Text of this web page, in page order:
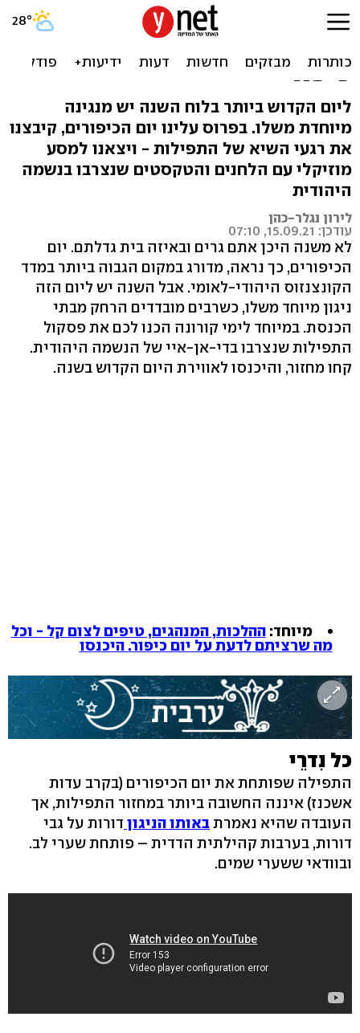
מ"כל נדרי" ועד "נעילה" גם
כיפור
ליום הקדוש ביותר בלוח השנה יש מנגינה
מיוחדת משלו. בפרוס עלינו יום הכיפורים, קיבצנו
את רגעי השיא של התפילות - ויצאנו למסע
מוזיקלי עם הלחנים והטקסטים שנצרבו בנשמה
היהודית
לירון נגלר-כהן
עודכן: 15.09.21, 07:10
לא משנה היכן אתם גרים ובאיזה בית גדלתם. יום
הכיפורים, כך נראה, מדורג במקום הגבוה ביותר במדד
הקונצנזוס היהודי-לאומי. אבל השנה יש ליום הזה
ניגון מיוחד משלו, כשרבים מובדדים הרחק מבתי
הכנסת. במיוחד לימי קורונה הכנו לכם את פסקול
התפילות שנצרבו בדי-אן-איי של הנשמה היהודית.
קחו מחזור, והיכנסו לאווירת היום הקדוש בשנה.
מיוחד:ההלכות, המנהגים, טיפים לצום קל - וכל
מה שרציתם לדעת על יום כיפור. היכנסו
כל נִדרֵי
התפילה שפותחת את יום הכיפורים (בקרב עדות
אשכנז) איננה החשובה ביותר במחזור התפילות, אך
העובדה שהיא נאמרתבאותו הניגון דורות על גבי
דורות, בערבות קהילתית הדדית – פותחת שערי לב.
ובוודאי ששערי שמים.